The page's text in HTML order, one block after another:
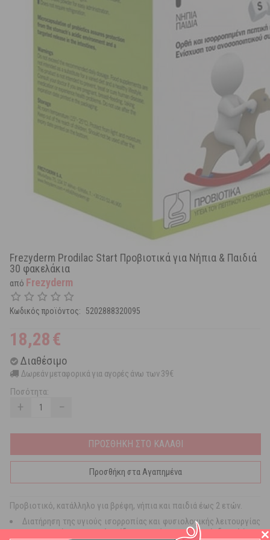
Frezyderm Prodilac Start Προβιοτικά για Νήπια & Παιδιά
30 φακελάκια
από Frezyderm
Κωδικός προϊόντος: 5202888320095
18,28€
Διαθέσιμο
Δωρεάν μεταφορικά για αγορές άνω των 39€
Ποσότητα:
+ −
ΠΡΟΣΘΗΚΗ ΣΤΟ ΚΑΛΑΘΙ
Προσθήκη στα Αγαπημένα
Προβιοτικό, κατάλληλο για βρέφη, νήπια και παιδιά έως 2 ετών.
Διατήρηση της υγιούς ισορροπίας και φυσιολογικής λειτουργίας
της εντερικής μικροχλωρίδας κατά την περίοδο λήψης